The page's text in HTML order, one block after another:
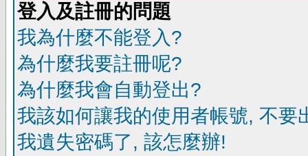
登入及註冊的問題
我為什麼不能登入?
為什麼我要註冊呢?
為什麼我會自動登出?
我該如何讓我的使用者帳號, 不要
我遺失密碼了, 該怎麼辦!